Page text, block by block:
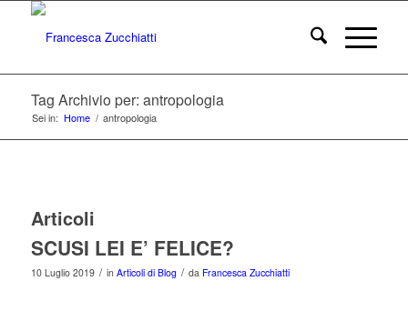
Tag Archivio per: antropologia
Sei in: Home / antropologia
Articoli
SCUSI LEI E’ FELICE?
10 Luglio 2019 / in Articoli di Blog / da Francesca Zucchiatti